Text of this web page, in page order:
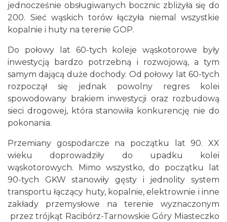
jednocześnie obsługiwanych bocznic zbliżyła się do
200. Sieć wąskich torów łączyła niemal wszystkie
kopalnie i huty na terenie GOP.
Do połowy lat 60-tych koleje wąskotorowe były
inwestycją bardzo potrzebną i rozwojową, a tym
samym dającą duże dochody. Od połowy lat 60-tych
rozpoczął się jednak powolny regres kolei
spowodowany brakiem inwestycji oraz rozbudową
sieci drogowej, która stanowiła konkurencję nie do
pokonania.
Przemiany gospodarcze na początku lat 90. XX
wieku doprowadziły do upadku kolei
wąskotorowych. Mimo wszystko, do początku lat
90-tych GKW stanowiły gęsty i jednolity system
transportu łączący huty, kopalnie, elektrownie i inne
zakłady przemysłowe na terenie wyznaczonym
przez trójkąt Racibórz-Tarnowskie Góry Miasteczko